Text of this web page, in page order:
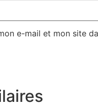
e-mail et mon site